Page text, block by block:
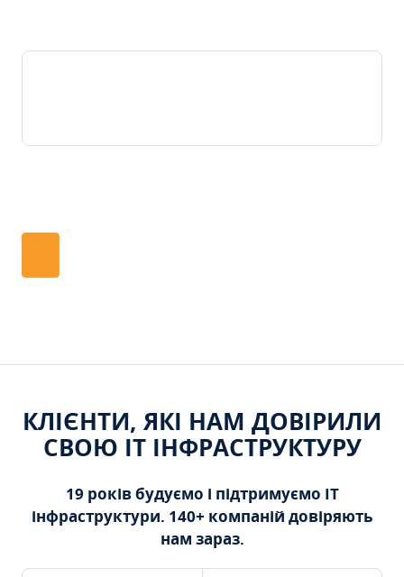
КЛІЄНТИ, ЯКІ НАМ ДОВІРИЛИ
СВОЮ ІТ ІНФРАСТРУКТУРУ
19 років будуємо і підтримуємо ІТ
інфраструктури. 140+ компаній довіряють
нам зараз.